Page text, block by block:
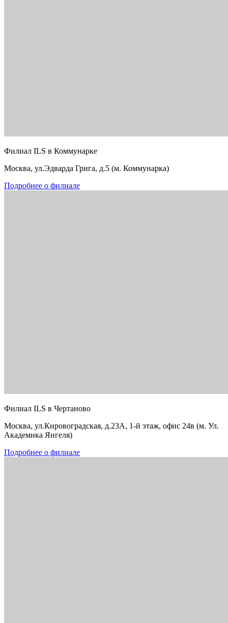
Филиал ILS в Коммунарке
Москва, ул.Эдварда Грига, д.5 (м. Коммунарка)
Подробнее о филиале
Филиал ILS в Чертаново
Москва, ул.Кировоградская, д.23А, 1-й этаж, офис 24в (м. Ул.
Академика Янгеля)
Подробнее о филиале